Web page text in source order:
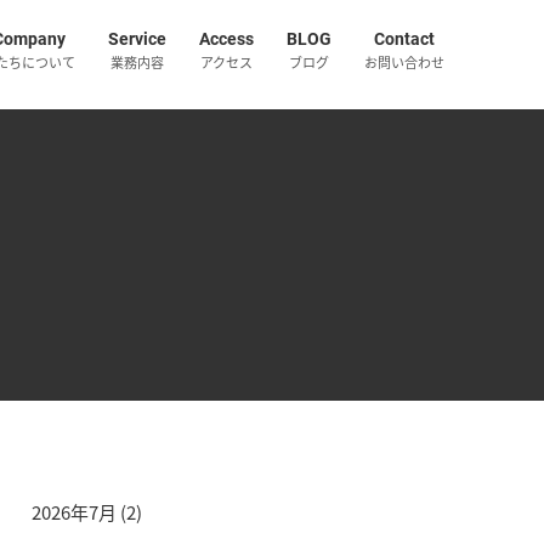
ちについて
Service
業務内容
Access
アクセス
BLOG
ブログ
Contact
お問い合わせ
2026年7月 (2)